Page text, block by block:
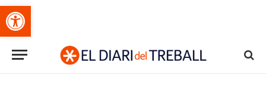
Obre la barra d'eines